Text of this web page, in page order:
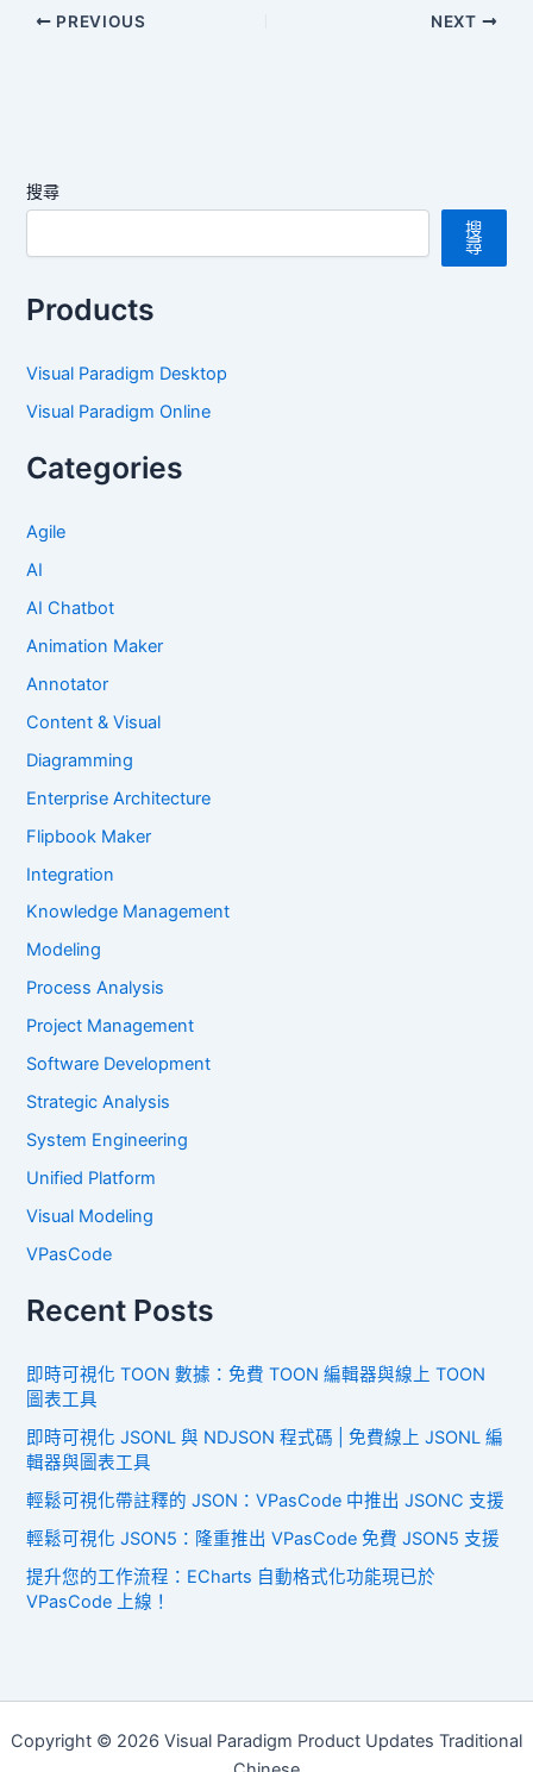
PREVIOUS NEXT
搜尋
搜
尋
Products
Visual Paradigm Desktop
Visual Paradigm Online
Categories
Agile
AI
AI Chatbot
Animation Maker
Annotator
Content & Visual
Diagramming
Enterprise Architecture
Flipbook Maker
Integration
Knowledge Management
Modeling
Process Analysis
Project Management
Software Development
Strategic Analysis
System Engineering
Unified Platform
Visual Modeling
VPasCode
Recent Posts
即時可視化 TOON 數據：免費 TOON 編輯器與線上 TOON
圖表工具
即時可視化 JSONL 與 NDJSON 程式碼 | 免費線上 JSONL 編
輯器與圖表工具
輕鬆可視化帶註釋的 JSON：VPasCode 中推出 JSONC 支援
輕鬆可視化 JSON5：隆重推出 VPasCode 免費 JSON5 支援
提升您的工作流程：ECharts 自動格式化功能現已於
VPasCode 上線！
Copyright © 2026 Visual Paradigm Product Updates Traditional